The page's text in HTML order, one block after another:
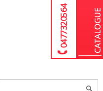
04 77 32 05 64